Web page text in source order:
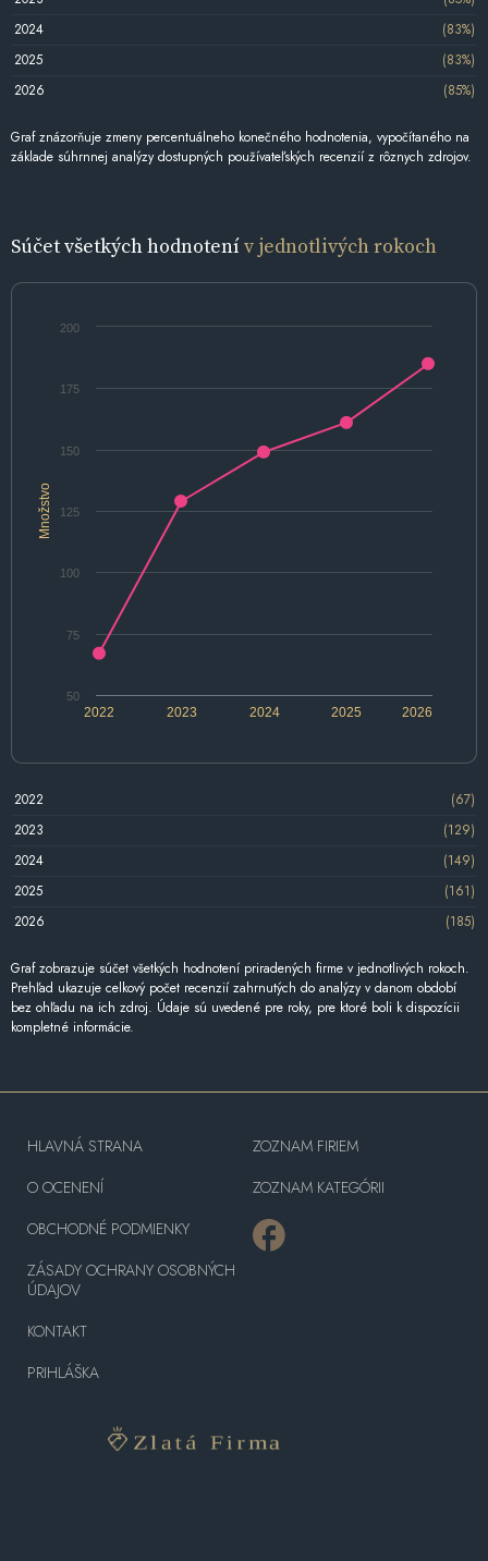
2024
(83%)
2025
(83%)
2026
(85%)
Graf znázorňuje zmeny percentuálneho konečného hodnotenia, vypočítaného na
základe súhrnnej analýzy dostupných používateľských recenzií z rôznych zdrojov.
Súčet všetkých hodnotenív jednotlivých rokoch
Množstvo
2022 2024 2026
2023 2025
50
75
100
125
150
175
200
2022
(67)
2023
(129)
2024
(149)
2025
(161)
2026
(185)
Graf zobrazuje súčet všetkých hodnotení priradených firme v jednotlivých rokoch.
Prehľad ukazuje celkový počet recenzií zahrnutých do analýzy v danom období
bez ohľadu na ich zdroj. Údaje sú uvedené pre roky, pre ktoré boli k dispozícii
kompletné informácie.
HLAVNÁ STRANA
O OCENENÍ
OBCHODNÉ PODMIENKY
ZÁSADY OCHRANY OSOBNÝCH
ÚDAJOV
KONTAKT
PRIHLÁŠKA
ZOZNAM FIRIEM
ZOZNAM KATEGÓRII